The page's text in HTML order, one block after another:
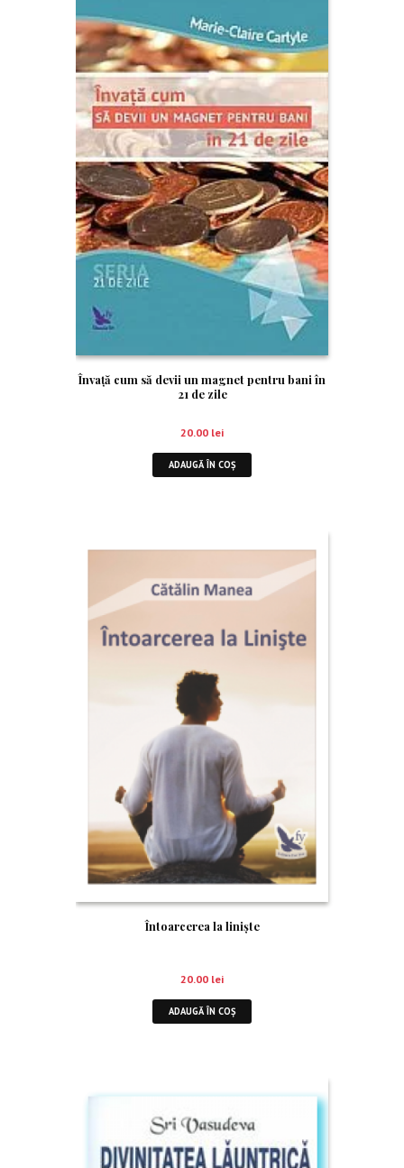
Învaţă cum să devii un magnet pentru bani în
21 de zile
20.00 lei
ADAUGĂ ÎN COȘ
Întoarcerea la linişte
20.00 lei
ADAUGĂ ÎN COȘ